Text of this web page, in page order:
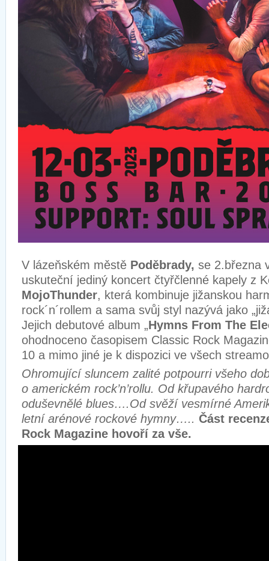
V lázeňském městě Poděbrady, se 2.března
uskuteční jediný koncert čtyřčlenné kapely z
MojoThunder, která kombinuje jižanskou
rock´n´rollem a sama svůj styl nazývá jako
Jejich debutové album „Hymns From The
ohodnoceno časopisem Classic Rock
10 a mimo jiné je k dispozici ve všech
Ohromující sluncem zalité potpourri všeho
o americkém rock’n’rollu. Od křupavého
oduševnělé blues….Od svěží vesmírné
letní arénové rockové hymny….. Část
Rock Magazine hovoří za vše.